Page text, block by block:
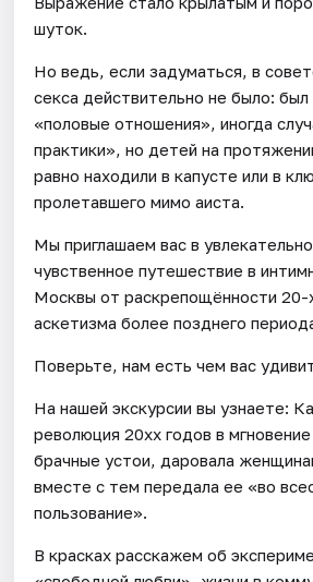
шуток.
Но ведь, если задуматься, в
секса действительно не было:
«половые отношения», иногда
практики», но детей на
равно находили в капусте или в
пролетавшего мимо аиста.
Мы приглашаем вас в
чувственное путешествие в
Москвы от раскрепощённости 20-
аскетизма более позднего
Поверьте, нам есть чем вас
На нашей экскурсии вы узнаете:
революция 20хх годов в
брачные устои, даровала
вместе с тем передала ее «во
пользование».
В красках расскажем об